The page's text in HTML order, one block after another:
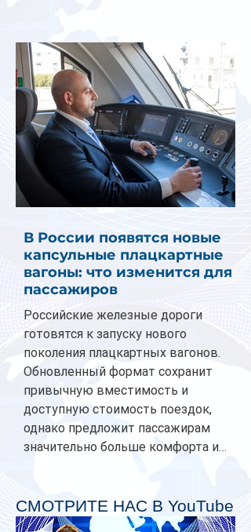
В России появятся новые
капсульные плацкартные
вагоны: что изменится для
пассажиров
Российские железные дороги
готовятся к запуску нового
поколения плацкартных вагонов.
Обновленный формат сохранит
привычную вместимость и
доступную стоимость поездок,
однако предложит пассажирам
значительно больше комфорта и
планируется начать в 2027 году.
Одним из главных нововведений
СМОТРИТЕ НАС В YouTube